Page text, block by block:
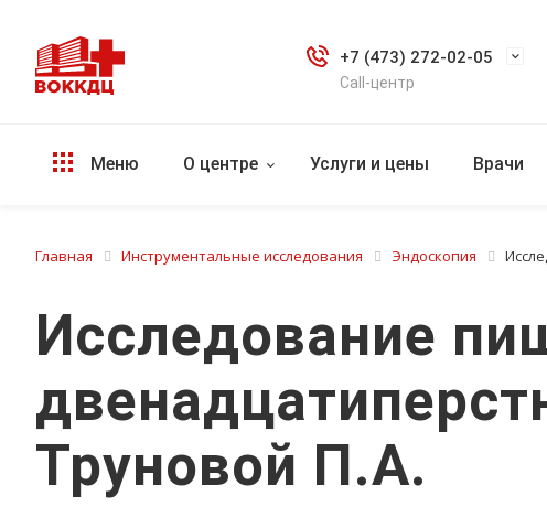
+7 (473) 272-02-05
Call-центр
Меню О центре Услуги и цены Врачи
Главная Инструментальные исследования Эндоскопия
Исследование
Труновой П.А.